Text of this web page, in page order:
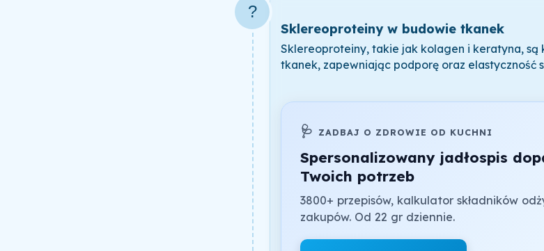
?
Sklereoproteiny w budowie tkanek
Sklereoproteiny, takie jak kolagen i keratyna, są
tkanek, zapewniając podporę oraz elastyczność
🩺 ZADBAJ O ZDROWIE OD KUCHNI
Spersonalizowany jadłospis
Twoich potrzeb
3800+ przepisów, kalkulator składników
zakupów. Od 22 gr dziennie.